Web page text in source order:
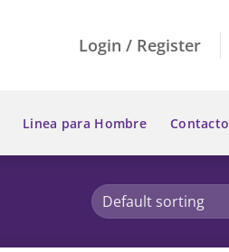
Login / Register
Linea para Hombre Contacto